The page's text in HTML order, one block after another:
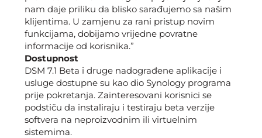
nam daje priliku da blisko sarađujemo sa našim
klijentima. U zamjenu za rani pristup novim
funkcijama, dobijamo vrijedne povratne
informacije od korisnika.”
Dostupnost
DSM 7.1 Beta i druge nadograđene aplikacije i
usluge dostupne su kao dio Synology programa
prije pokretanja. Zainteresovani korisnici se
podstiču da instaliraju i testiraju beta verzije
softvera na neproizvodnim ili virtuelnim
sistemima.